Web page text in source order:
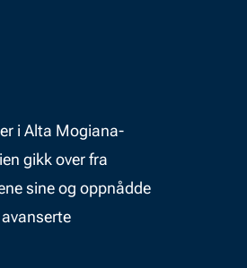
i Alta Mogiana-
gikk over fra
sine og oppnådde